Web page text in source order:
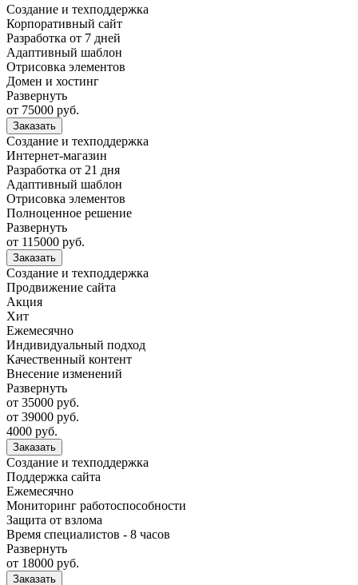
Создание и техподдержка
Корпоративный cайт
Разработка от 7 дней
Адаптивный шаблон
Отрисовка элементов
Домен и хостинг
Развернуть
от 75000 руб.
Заказать
Создание и техподдержка
Интернет-магазин
Разработка от 21 дня
Адаптивный шаблон
Отрисовка элементов
Полноценное решение
Развернуть
от 115000 руб.
Заказать
Создание и техподдержка
Продвижение сайта
Акция
Хит
Ежемесячно
Индивидуальный подход
Качественный контент
Внесение изменений
Развернуть
от 35000 руб.
от 39000 руб.
4000 руб.
Заказать
Создание и техподдержка
Поддержка сайта
Ежемесячно
Мониторинг работоспособности
Защита от взлома
Время специалистов - 8 часов
Развернуть
от 18000 руб.
Заказать